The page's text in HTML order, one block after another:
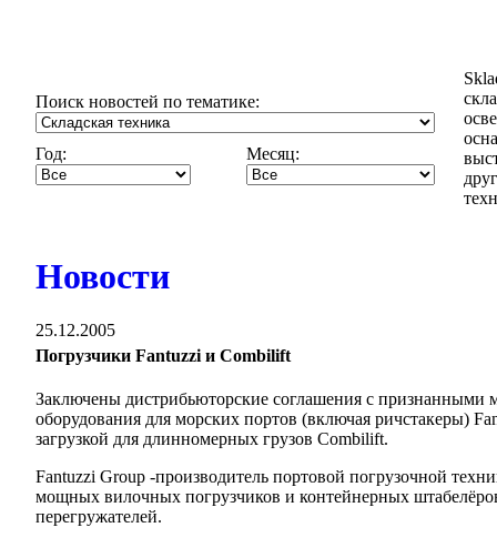
Поиск новостей по тематике:
Год: Месяц:
Новости
25.12.2005
Погрузчики Fantuzzi и Combilift
Заключены дистрибьюторские соглашения с
оборудования для морских портов (включая ричстакеры)
загрузкой для длинномерных грузов Combilift.
Fantuzzi Group -производитель портовой погрузочной
мощных вилочных погрузчиков и контейнерных
перегружателей.